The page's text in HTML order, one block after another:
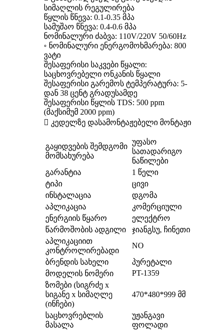
სიმაღლის რეგულირება
წყლის წნევა: 0.1-0.35 მპა
სამუშაო წნევა: 0.4-0.6 მპა
ნომინალური ძაბვა: 110V/220V 50/60Hz
◦ ნომინალური ენერგომოხმარება: 800
ვატი
შესაფერისი საკვები წყალი:
საცხოვრებელი ონკანის წყალი
შესაფერისი გარემოს ტემპერატურა: 5-
დან 38 ცენტ გრადუსამდე
შესაფერისი წყლის TDS: 500 ppm
(მაქსიმუმ 2000 ppm)
 კედელზე დასამონტაჟებელი მონტაჟი
გაყიდვების შემდგომი
მომსახურება
უფასო
სათადარიგო
ნაწილები
გარანტია
1 წელი
ტიპი
ცივი
ინსტალაცია
დგომა
აპლიკაცია
კომერციული
ენერგიის წყარო
ელექტრო
წარმოშობის ადგილი
ჯიანგსუ, ჩინეთი
აპლიკაციით
კონტროლირებადი
NO
ბრენდის სახელი
პურეტალი
მოდელის ნომერი
PT-1359
ზომები (სიგრძე x
სიგანე x სიმაღლე
(ინჩები)
470*480*999 მმ
საცხოვრებლის
მასალა
უჟანგავი
ფოლადი